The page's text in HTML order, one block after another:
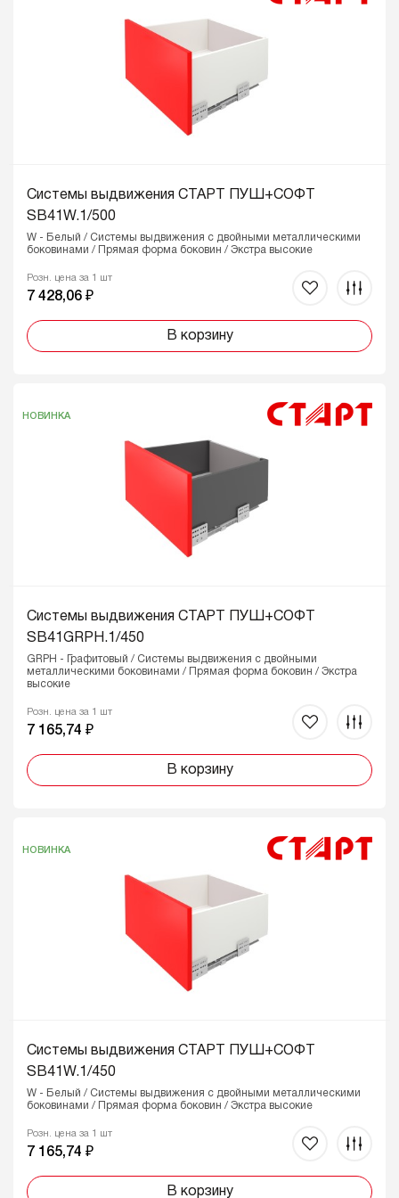
Системы выдвижения СТАРТ ПУШ+СОФТ
SB41W.1/500
W - Белый / Системы выдвижения с двойными металлическими
боковинами / Прямая форма боковин / Экстра высокие
Розн. цена за 1 шт
7 428,06 ₽
В корзину
НОВИНКА
Системы выдвижения СТАРТ ПУШ+СОФТ
SB41GRPH.1/450
GRPH - Графитовый / Системы выдвижения с двойными
металлическими боковинами / Прямая форма боковин / Экстра
высокие
Розн. цена за 1 шт
7 165,74 ₽
В корзину
НОВИНКА
Системы выдвижения СТАРТ ПУШ+СОФТ
SB41W.1/450
W - Белый / Системы выдвижения с двойными металлическими
боковинами / Прямая форма боковин / Экстра высокие
Розн. цена за 1 шт
7 165,74 ₽
В корзину